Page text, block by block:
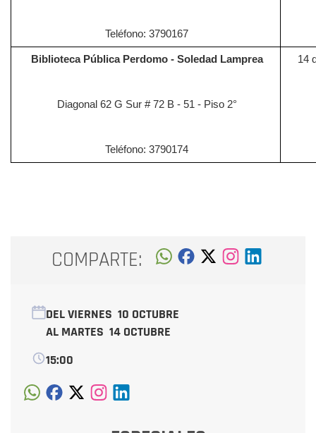
Teléfono: 3790167
Biblioteca Pública Perdomo - Soledad Lamprea
Diagonal 62 G Sur # 72 B - 51 - Piso 2°
Teléfono: 3790174
14
COMPARTE:
DEL VIERNES 10 OCTUBRE
AL MARTES 14 OCTUBRE
15:00